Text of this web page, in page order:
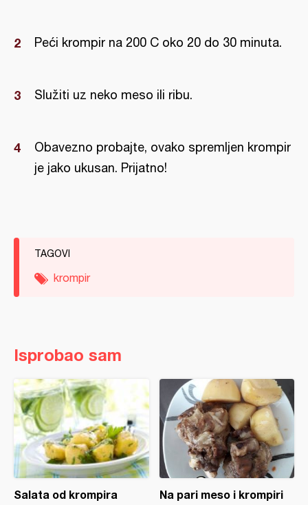
Peći krompir na 200 C oko 20 do 30 minuta.
Služiti uz neko meso ili ribu.
Obavezno probajte, ovako spremljen krompir
je jako ukusan. Prijatno!
TAGOVI
krompir
Isprobao sam
Salata od krompira Na pari meso i krompiri